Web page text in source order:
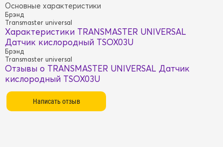
Основные характеристики
Брэнд
Transmaster universal
Характеристики TRANSMASTER UNIVERSAL
Датчик кислородный TSOX03U
Брэнд
Transmaster universal
Отзывы о TRANSMASTER UNIVERSAL Датчик
кислородный TSOX03U